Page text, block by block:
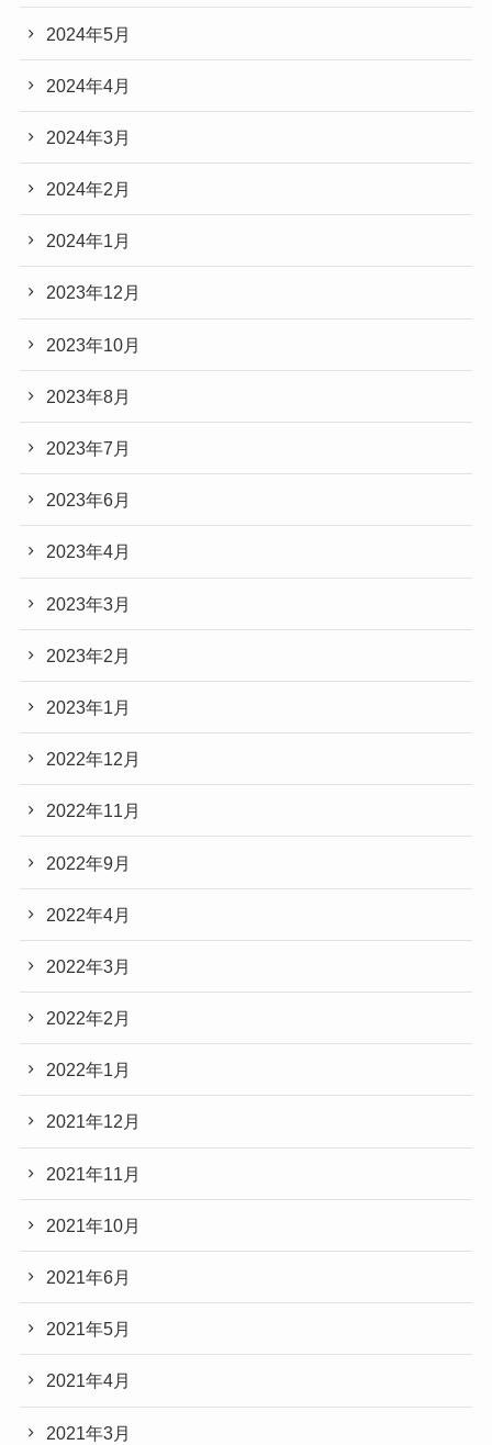
2024年5月
2024年4月
2024年3月
2024年2月
2024年1月
2023年12月
2023年10月
2023年8月
2023年7月
2023年6月
2023年4月
2023年3月
2023年2月
2023年1月
2022年12月
2022年11月
2022年9月
2022年4月
2022年3月
2022年2月
2022年1月
2021年12月
2021年11月
2021年10月
2021年6月
2021年5月
2021年4月
2021年3月